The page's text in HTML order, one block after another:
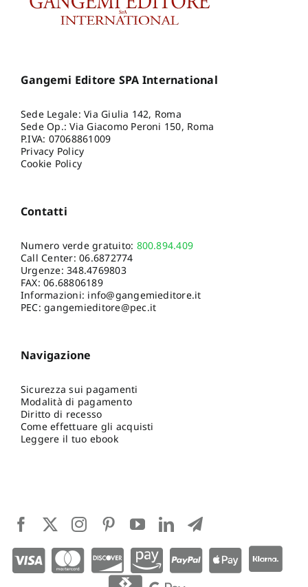
Gangemi Editore SPA International
Sede Legale: Via Giulia 142, Roma
Sede Op.: Via Giacomo Peroni 150, Roma
P.IVA: 07068861009
Privacy Policy
Cookie Policy
Contatti
Numero verde gratuito: 800.894.409
Call Center:06.6872774
Urgenze:348.4769803
FAX: 06.68806189
Informazioni: info@gangemieditore.it
PEC: gangemieditore@pec.it
Navigazione
Sicurezza sui pagamenti
Modalità di pagamento
Diritto di recesso
Come effettuare gli acquisti
Leggere il tuo ebook